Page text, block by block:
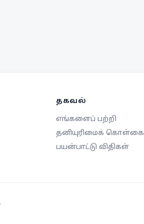
தகவல்
எங்களைப் பற்றி
தனியுரிமைக் கொள்கை
பயன்பாட்டு விதிகள்